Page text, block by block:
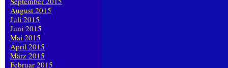
August 2015
Juli 2015
Juni 2015
Mai 2015
April 2015
März 2015
Februar 2015